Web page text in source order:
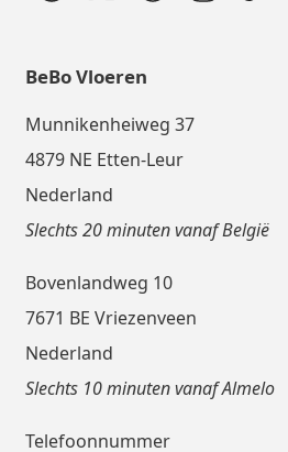
BeBo Vloeren
Munnikenheiweg 37
4879 NE Etten-Leur
Nederland
Slechts 20 minuten vanaf België
Bovenlandweg 10
7671 BE Vriezenveen
Nederland
Slechts 10 minuten vanaf Almelo
Telefoonnummer